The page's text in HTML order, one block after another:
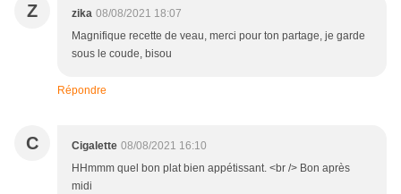
Z zika 08/08/2021 18:07
Magnifique recette de veau, merci pour ton partage, je garde
sous le coude, bisou
Répondre
C Cigalette 08/08/2021 16:10
HHmmm quel bon plat bien appétissant. <br /> Bon après
midi